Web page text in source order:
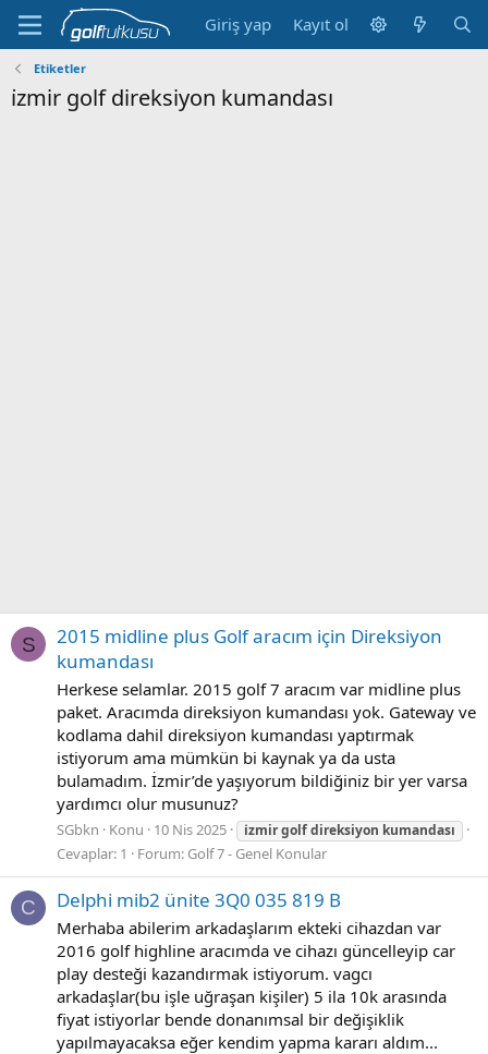
Giriş yap Kayıt ol
Etiketler
i̇zmir golf direksiyon kumandası
S
2015 midline plus Golf aracım için Direksiyon
kumandası
Herkese selamlar. 2015 golf 7 aracım var midline plus
paket. Aracımda direksiyon kumandası yok. Gateway ve
kodlama dahil direksiyon kumandası yaptırmak
istiyorum ama mümkün bi kaynak ya da usta
bulamadım. İzmir’de yaşıyorum bildiğiniz bir yer varsa
yardımcı olur musunuz?
SGbkn Konu 10 Nis 2025 i̇zmirgolfdireksiyon kumandası
Cevaplar: 1 Forum: Golf 7 - Genel Konular
C Delphi mib2 ünite 3Q0 035 819 B
Merhaba abilerim arkadaşlarım ekteki cihazdan var
2016 golf highline aracımda ve cihazı güncelleyip car
play desteği kazandırmak istiyorum. vagcı
arkadaşlar(bu işle uğraşan kişiler) 5 ila 10k arasında
fiyat istiyorlar bende donanımsal bir değişiklik
yapılmayacaksa eğer kendim yapma kararı aldım...